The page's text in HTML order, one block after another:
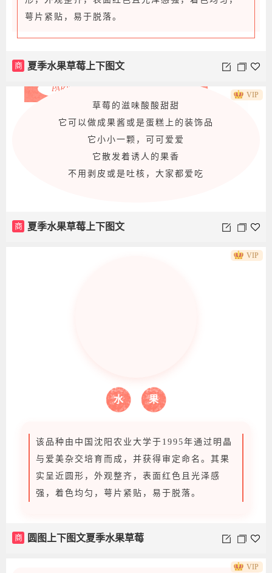
该品种由中国沈阳农业大学于1995年通过明晶与爱
美杂交培育而成，并获得审定命名。其果实呈近圆
形，外观整齐，表面红色且光泽感强，着色均匀，
萼片紧贴，易于脱落。
商 夏季水果草莓上下图文
它可以做成果酱或是蛋糕上的装饰品
它小小一颗，可可爱爱
不用剥皮或是吐核，大家都爱吃
夏季水果草莓上下图文
VIP
水 果
该品种由中国沈阳农业大学于1995年通过明晶
与爱美杂交培育而成，并获得审定命名。其果
实呈近圆形，外观整齐，表面红色且光泽感
强，着色均匀，萼片紧贴，易于脱落。
商 圆图上下图文夏季水果草莓
VIP
VIP